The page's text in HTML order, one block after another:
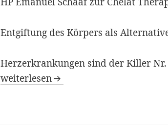
Entgiftung des Körpers als
Herzerkrankungen sind der Killer
Chelat-Therapie
weiterlesen